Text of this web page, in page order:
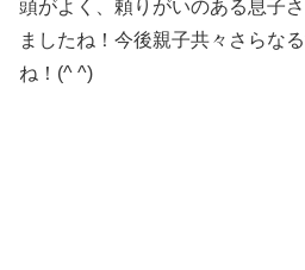
頭がよく、頼りがいのある息子
ましたね！今後親子共々さらな
ね！(^ ^)